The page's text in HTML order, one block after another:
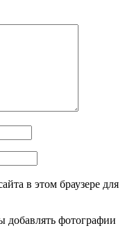
в этом браузере для
фотографии